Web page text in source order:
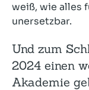
weiß, wie alles
unersetzbar.
Und zum
2024 einen
Akademie